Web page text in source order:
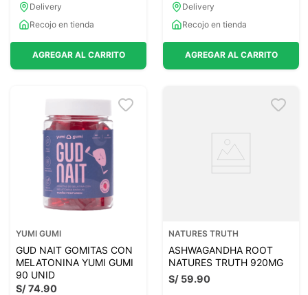
Delivery
Recojo en tienda
AGREGAR AL CARRITO
Delivery
Recojo en tienda
AGREGAR AL CARRITO
YUMI GUMI
GUD NAIT GOMITAS CON
MELATONINA YUMI GUMI
90 UNID
S/74.90
NATURES TRUTH
ASHWAGANDHA ROOT
NATURES TRUTH 920MG
S/ 59.90